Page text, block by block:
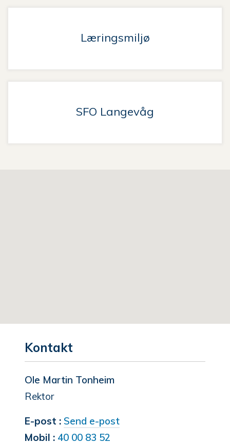
Læringsmiljø
SFO Langevåg
Kontakt
Ole Martin Tonheim
Rektor
E-post
Send e-posttil
Mobil 40 00 83 52